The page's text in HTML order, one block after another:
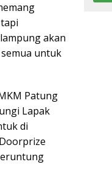
akan
untuk
Patung
Lapak
di